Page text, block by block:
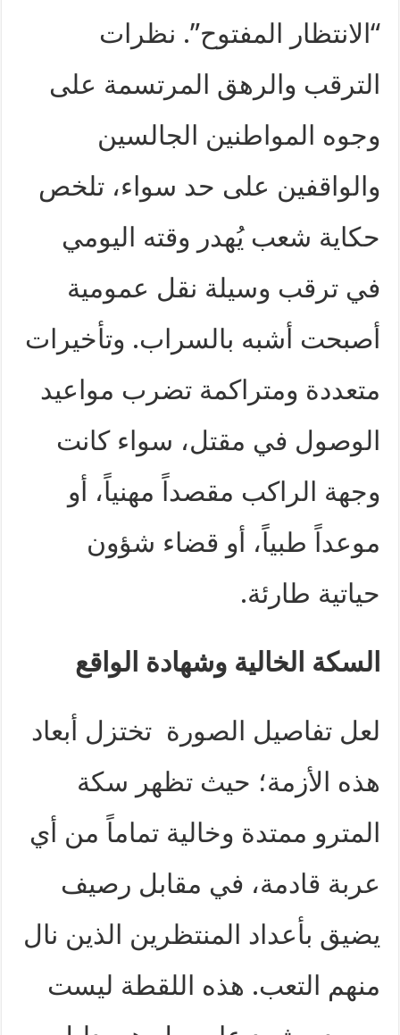
“الانتظار المفتوح”. نظرات
الترقب والرهق المرتسمة على
وجوه المواطنين الجالسين
والواقفين على حد سواء، تلخص
حكاية شعب يُهدر وقته اليومي
في ترقب وسيلة نقل عمومية
أصبحت أشبه بالسراب. وتأخيرات
متعددة ومتراكمة تضرب مواعيد
الوصول في مقتل، سواء كانت
وجهة الراكب مقصداً مهنياً، أو
موعداً طبياً، أو قضاء شؤون
حياتية طارئة.
السكة الخالية وشهادة الواقع
لعل تفاصيل الصورة تختزل أبعاد
هذه الأزمة؛ حيث تظهر سكة
المترو ممتدة وخالية تماماً من أي
عربة قادمة، في مقابل رصيف
يضيق بأعداد المنتظرين الذين نال
منهم التعب. هذه اللقطة ليست